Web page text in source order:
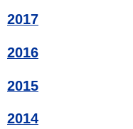
2017
2016
2015
2014